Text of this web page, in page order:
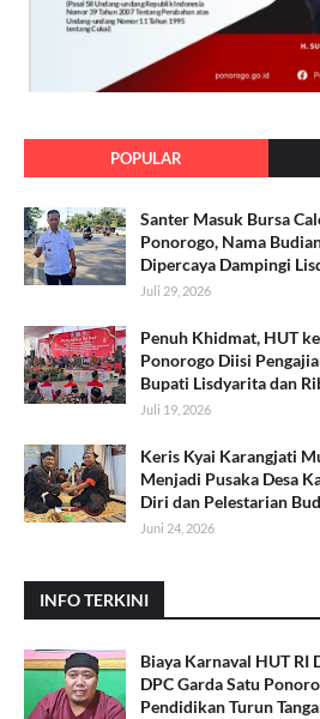
POPULAR
Santer Masuk Bursa
Ponorogo, Nama
Dipercaya Dampingi
Juli 29, 2026
Penuh Khidmat, HUT
Ponorogo Diisi
Bupati Lisdyarita dan
Juli 19, 2026
Keris Kyai Karangjati
Menjadi Pusaka Desa
Diri dan Pelestarian
Juni 24, 2026
INFO TERKINI
Biaya Karnaval HUT
DPC Garda Satu
Pendidikan Turun